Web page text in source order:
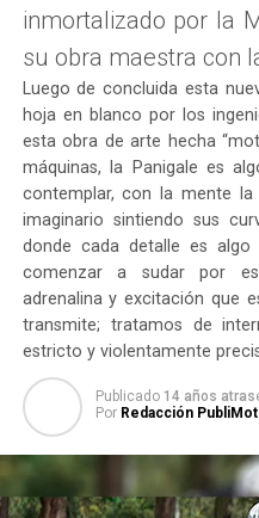
inmortalizado por la
su obra maestra con
Luego de concluida esta
hoja en blanco por los
esta obra de arte hecha
máquinas, la Panigale es
contemplar, con la mente
imaginario sintiendo sus
donde cada detalle es
comenzar a sudar por
adrenalina y excitación que
transmite; tratamos de
estricto y violentamente
Publicado 14 años atras
Por Redacción